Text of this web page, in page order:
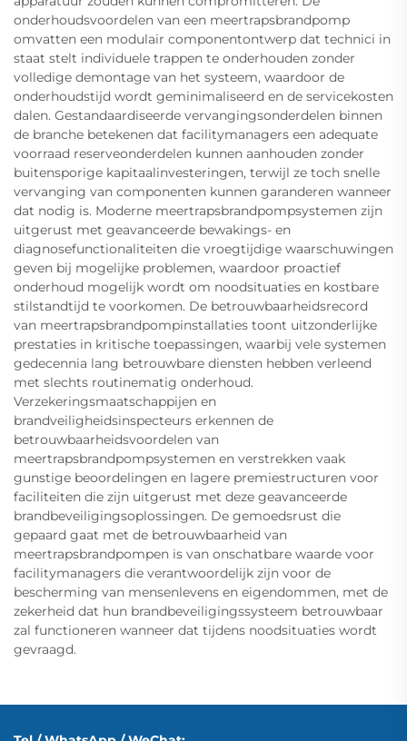
onderhoudsvoordelen van een meertrapsbrandpomp
omvatten een modulair componentontwerp dat technici in
staat stelt individuele trappen te onderhouden zonder
volledige demontage van het systeem, waardoor de
onderhoudstijd wordt geminimaliseerd en de servicekosten
dalen. Gestandaardiseerde vervangingsonderdelen binnen
de branche betekenen dat facilitymanagers een adequate
voorraad reserveonderdelen kunnen aanhouden zonder
buitensporige kapitaalinvesteringen, terwijl ze toch snelle
vervanging van componenten kunnen garanderen wanneer
dat nodig is. Moderne meertrapsbrandpompsystemen zijn
uitgerust met geavanceerde bewakings- en
diagnosefunctionaliteiten die vroegtijdige waarschuwingen
geven bij mogelijke problemen, waardoor proactief
onderhoud mogelijk wordt om noodsituaties en kostbare
stilstandtijd te voorkomen. De betrouwbaarheidsrecord
van meertrapsbrandpompinstallaties toont uitzonderlijke
prestaties in kritische toepassingen, waarbij vele systemen
gedecennia lang betrouwbare diensten hebben verleend
met slechts routinematig onderhoud.
Verzekeringsmaatschappijen en
brandveiligheidsinspecteurs erkennen de
betrouwbaarheidsvoordelen van
meertrapsbrandpompsystemen en verstrekken vaak
gunstige beoordelingen en lagere premiestructuren voor
faciliteiten die zijn uitgerust met deze geavanceerde
brandbeveiligingsoplossingen. De gemoedsrust die
gepaard gaat met de betrouwbaarheid van
meertrapsbrandpompen is van onschatbare waarde voor
facilitymanagers die verantwoordelijk zijn voor de
bescherming van mensenlevens en eigendommen, met de
zekerheid dat hun brandbeveiligingssysteem betrouwbaar
zal functioneren wanneer dat tijdens noodsituaties wordt
gevraagd.